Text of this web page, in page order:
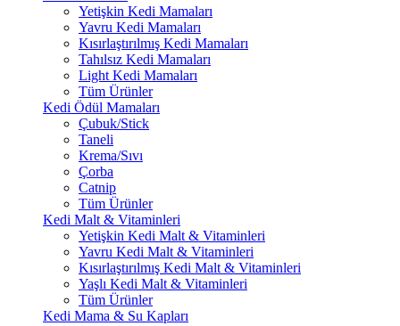
Yetişkin Kedi Mamaları
Yavru Kedi Mamaları
Kısırlaştırılmış Kedi Mamaları
Tahılsız Kedi Mamaları
Light Kedi Mamaları
Tüm Ürünler
Kedi Ödül Mamaları
Çubuk/Stick
Taneli
Krema/Sıvı
Çorba
Catnip
Tüm Ürünler
Kedi Malt & Vitaminleri
Yetişkin Kedi Malt & Vitaminleri
Yavru Kedi Malt & Vitaminleri
Kısırlaştırılmış Kedi Malt & Vitaminleri
Yaşlı Kedi Malt & Vitaminleri
Tüm Ürünler
Kedi Mama & Su Kapları